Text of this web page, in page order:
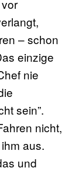
– schon
einzige
nie
sein”.
nicht,
aus.
und